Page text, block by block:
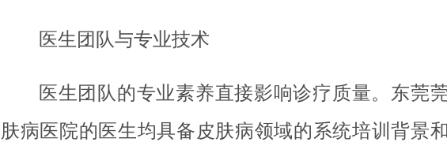
医生团队与专业技术
医生团队的专业素养直接影响诊疗质量。东莞
肤病医院的医生均具备皮肤病领域的系统培训背景